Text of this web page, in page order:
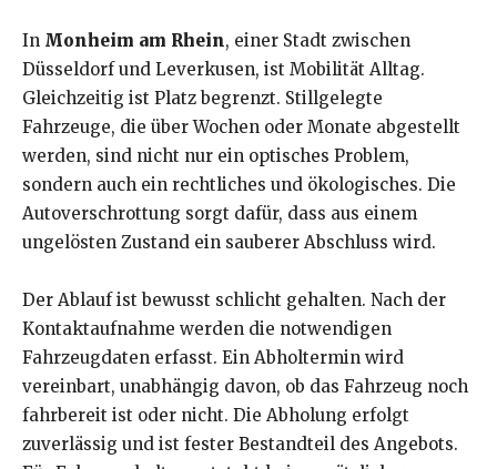
In Monheim am Rhein, einer Stadt zwischen
Düsseldorf und Leverkusen, ist Mobilität Alltag.
Gleichzeitig ist Platz begrenzt. Stillgelegte
Fahrzeuge, die über Wochen oder Monate abgestellt
werden, sind nicht nur ein optisches Problem,
sondern auch ein rechtliches und ökologisches. Die
Autoverschrottung sorgt dafür, dass aus einem
ungelösten Zustand ein sauberer Abschluss wird.
Der Ablauf ist bewusst schlicht gehalten. Nach der
Kontaktaufnahme werden die notwendigen
Fahrzeugdaten erfasst. Ein Abholtermin wird
vereinbart, unabhängig davon, ob das Fahrzeug noch
fahrbereit ist oder nicht. Die Abholung erfolgt
zuverlässig und ist fester Bestandteil des Angebots.